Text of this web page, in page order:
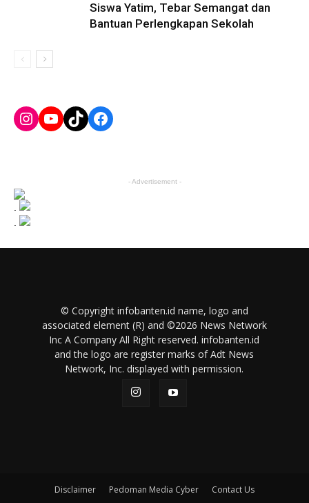
Siswa Yatim, Tebar Semangat dan
Bantuan Perlengkapan Sekolah
Instagram
YouTube
TikTokFacebook
- Advertisement -
.
.
© Copyright infobanten.id name, logo and
associated element (R) and ©2026 News Network
Inc A Company All Right reserved. infobanten.id
and the logo are register marks of Adt News
Network, Inc. displayed with permission.
Disclaimer Pedoman Media Cyber Contact Us